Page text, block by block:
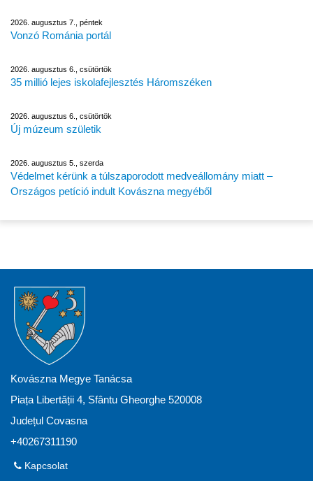
2026. augusztus 7., péntek
Vonzó Románia portál
2026. augusztus 6., csütörtök
35 millió lejes iskolafejlesztés Háromszéken
2026. augusztus 6., csütörtök
Új múzeum születik
2026. augusztus 5., szerda
Védelmet kérünk a túlszaporodott medveállomány miatt –
Országos petíció indult Kovászna megyéből
Kovászna Megye Tanácsa
Piața Libertății 4, Sfântu Gheorghe 520008
Județul Covasna
+40267311190
Kapcsolat